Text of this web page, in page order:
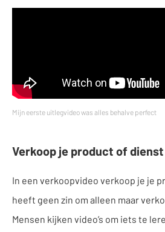
Mijn eerste uitlegvideo was alles behalve perfect
Verkoop je product of
In een verkoopvideo verkoop je je
heeft geen zin om alleen maar
Mensen kijken video’s om iets te